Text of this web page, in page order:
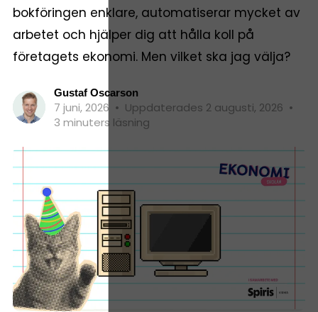
bokföringen enklare, automatiserar mycket av
arbetet och hjälper dig att hålla koll på
företagets ekonomi. Men vilket ska jag välja?
Gustaf Oscarson
7 juni, 2026 • Uppdaterades 2 augusti, 2026 •
3 minuters läsning